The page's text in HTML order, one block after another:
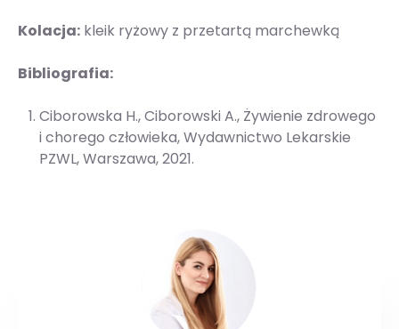
Kolacja: kleik ryżowy z przetartą marchewką
Bibliografia:
Ciborowska H., Ciborowski A., Żywienie zdrowego
i chorego człowieka, Wydawnictwo Lekarskie
PZWL, Warszawa, 2021.